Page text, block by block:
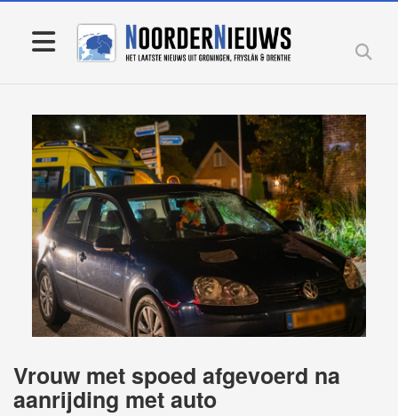
Vrouw met spoed afgevoerd na
aanrijding met auto